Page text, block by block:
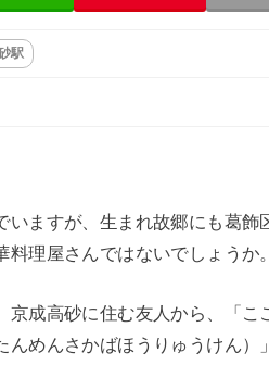
駅
ますが、生まれ故郷にも葛飾
理屋さんではないでしょうか。
成高砂に住む友人から、「こ
めんさかばほうりゅうけん）